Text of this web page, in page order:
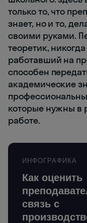
только то, что
знает, но и то,
своими руками.
теоретик,
работавший на
способен
академические
которые нужны в
работе.
ИНФОГРАФИКА
Как оценить
связь с